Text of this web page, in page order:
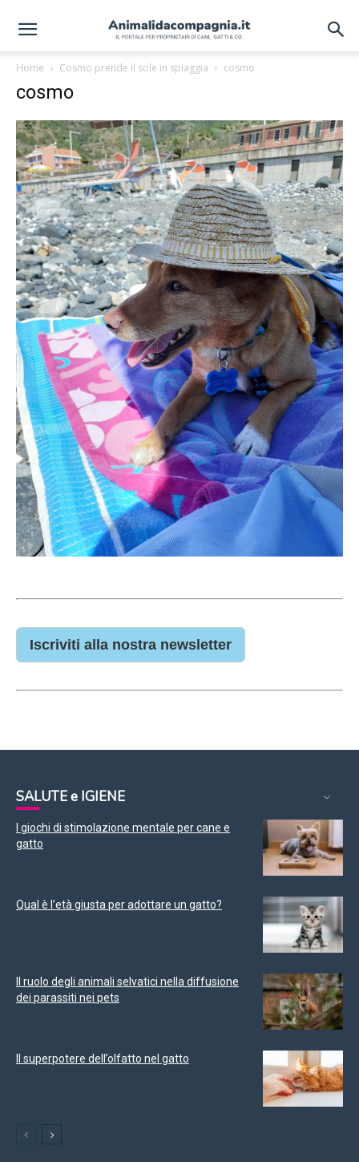
Home Cosmo prende il sole in spiaggia cosmo
cosmo
Iscriviti alla nostra newsletter
SALUTE e IGIENE
I giochi di stimolazione mentale per cane e
gatto
Qual è l’età giusta per adottare un gatto?
Il ruolo degli animali selvatici nella diffusione
dei parassiti nei pets
Il superpotere dell’olfatto nel gatto